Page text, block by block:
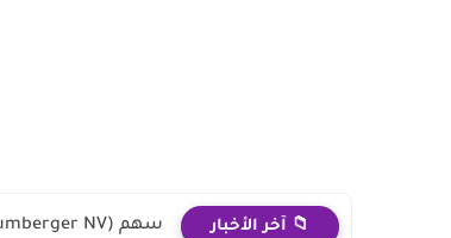
📁 آخر الأخبار سهم SLB (Schlumberger NV): هل فعلاً يستحق الاستثمار؟ تحليل شرعي...